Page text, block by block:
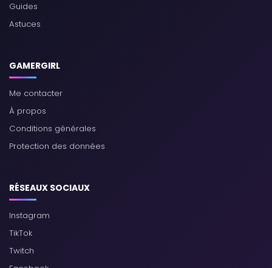
Guides
Astuces
GAMERGIRL
Me contacter
À propos
Conditions générales
Protection des données
RÉSEAUX SOCIAUX
Instagram
TikTok
Twitch